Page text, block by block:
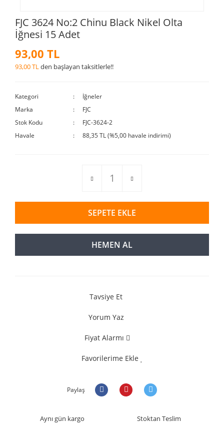
FJC 3624 No:2 Chinu Black Nikel Olta
İğnesi 15 Adet
93,00 TL
93,00 TLden başlayan taksitlerle!!
Kategori
İğneler
Marka
FJC
Stok Kodu
FJC-3624-2
Havale
88,35 TL (%5,00 havale indirimi)
SEPETE EKLE
HEMEN AL
Tavsiye Et
Yorum Yaz
Fiyat Alarmı
Favorilerime Ekle
Paylaş
Aynı gün kargo Stoktan Teslim